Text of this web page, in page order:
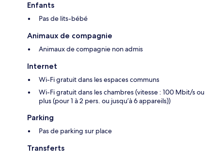
Enfants
Pas de lits-bébé
Animaux de compagnie
Animaux de compagnie non admis
Internet
Wi-Fi gratuit dans les espaces communs
Wi-Fi gratuit dans les chambres (vitesse : 100 Mbit/s ou
plus (pour 1 à 2 pers. ou jusqu’à 6 appareils))
Parking
Pas de parking sur place
Transferts